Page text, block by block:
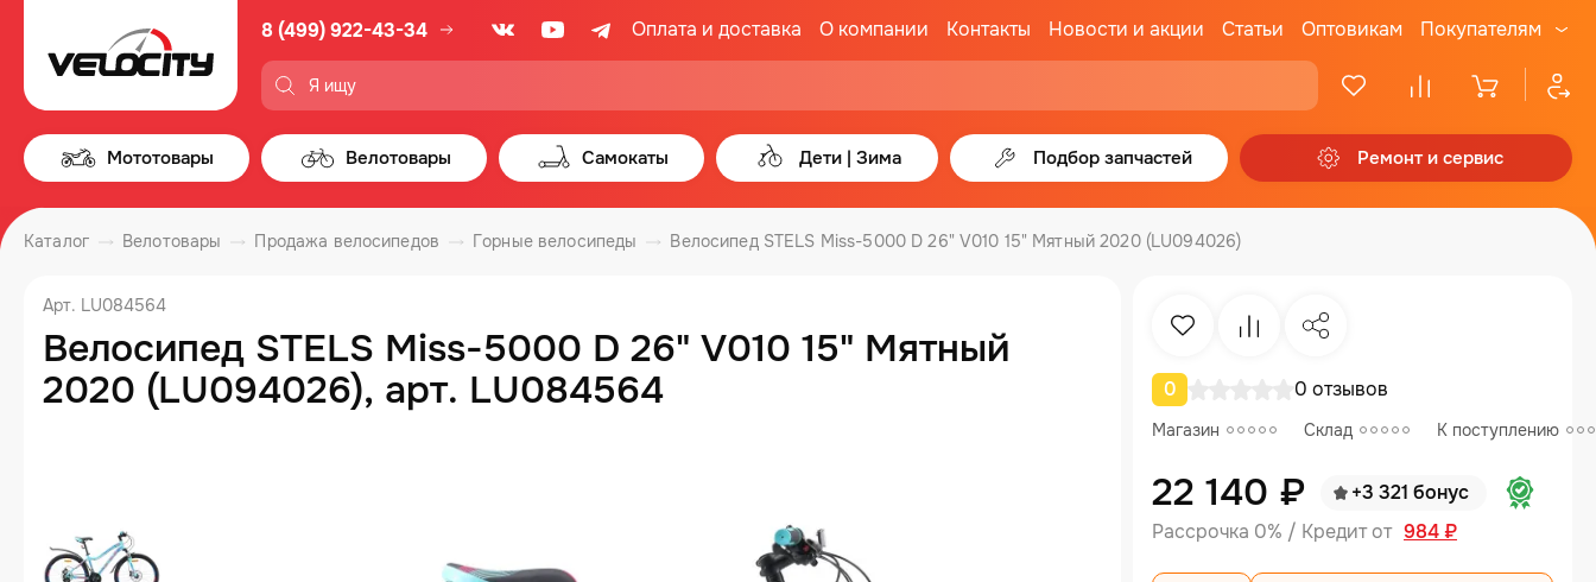
8 (499) 922-43-34 Оплата и доставка О компании Контакты Новости и акции Статьи Оптовикам Покупателям
Мототовары Велотовары Самокаты Дети | Зима Подбор запчастей Ремонт и сервис
Каталог Велотовары Продажа велосипедов Горные велосипеды Велосипед STELS Miss-5000 D 26" V010 15" Мятный 2020 (LU094026)
Арт. LU084564
Велосипед STELS Miss-5000 D 26" V010 15" Мятный
2020 (LU094026), арт. LU084564
ИзбранноеСравнениеПоделиться
0 0 отзывов
Магазин Склад К поступлению
22 140 ₽
+3 321 бонус
Рассрочка 0% / Кредит от 984 ₽